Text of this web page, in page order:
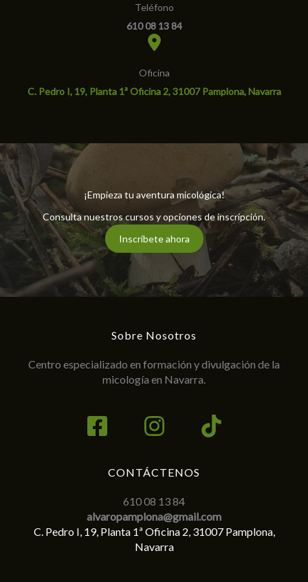
Teléfono
610 08 13 84
Oficina
C. Pedro I, 19, Planta 1ª Oficina 2, 31007 Pamplona, Navarra
¡Empieza tu aventura micológica!
Consulta nuestros cursos y opciones de inscripción.
Inscríbete ahora
Sobre Nosotros
Centro especializado en formación y divulgación de la
micología en Navarra.
CONTÁCTENOS
610 08 13 84
alvaropamplona@gmail.com
C. Pedro I, 19, Planta 1ª Oficina 2, 31007 Pamplona,
Navarra